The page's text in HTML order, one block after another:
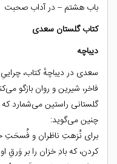
باب هشتم – در آداب صحبت
کتاب گلستان سعدی
دیباچه
سعدی در دیباچهٔ کتاب،
فاخر، شیرین و روان بازگو
گلستانی راستین می‌شمارد که
چنین می‌گوید:
برای نُزهتِ ناظران و فُسحَتِ
کردن، که بادِ خزان را بر